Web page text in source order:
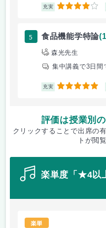
充実 4
5 食品機能学特論
森光先生
集中講義で3日間
充実 5
評価は授業別
クリックすることで出席の
トが閲
楽単度「★4以
楽単